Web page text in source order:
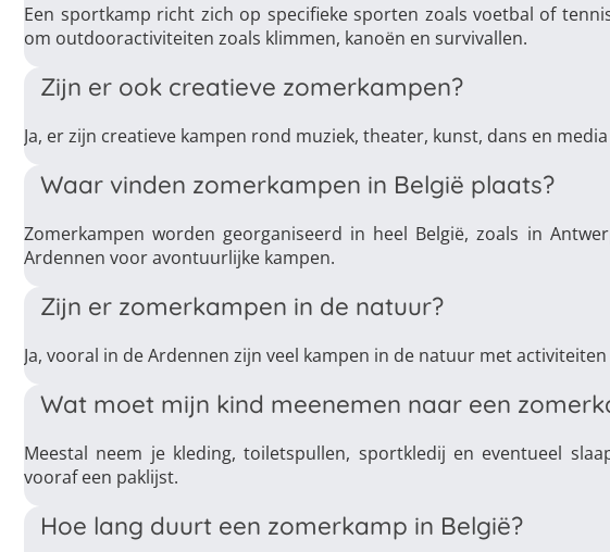
Een sportkamp richt zich op specifieke sporten zoals voetbal of
om outdooractiviteiten zoals klimmen, kanoën en survivallen.
Zijn er ook creatieve zomerkampen?
Ja, er zijn creatieve kampen rond muziek, theater, kunst, dans en
Waar vinden zomerkampen in België plaats?
Zomerkampen worden georganiseerd in heel België, zoals in
Ardennen voor avontuurlijke kampen.
Zijn er zomerkampen in de natuur?
Ja, vooral in de Ardennen zijn veel kampen in de natuur met
Wat moet mijn kind meenemen naar een
Meestal neem je kleding, toiletspullen, sportkledij en eventueel
vooraf een paklijst.
Hoe lang duurt een zomerkamp in België?